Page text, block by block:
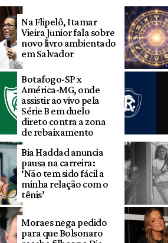
Na Flipelô, Itamar
Vieira Junior fala sobre
novo livro ambientado
em Salvador
Botafogo-SP x
América-MG, onde
assistir ao vivo pela
Série B em duelo
direto contra a zona
de rebaixamento
Bia Haddad anuncia
pausa na carreira:
‘Não tem sido fácil a
minha relação com o
tênis’
Moraes nega pedido
para que Bolsonaro